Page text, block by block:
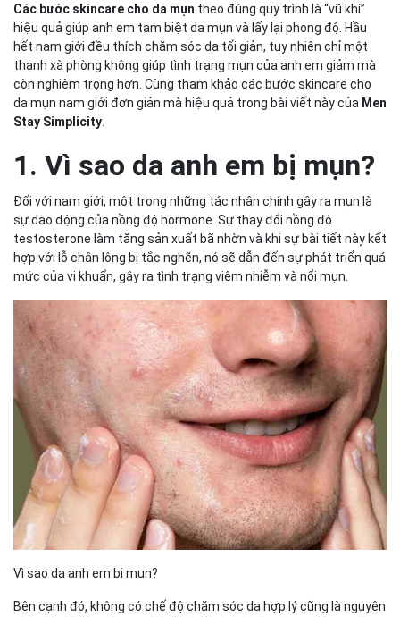
skincare cho da mụn ban ngày
3. Các bước skincare cho da mụn buổi tối
3.1 Làm sạch da mặt với sữa rửa mặt nam
3.2 Sử dụng serum
3.3 Không thể bỏ qua kem dưỡng ẩm
4. Kết luận
Các bước skincare cho da mụn theo đúng quy trình là “vũ khí”
hiệu quả giúp anh em tạm biệt da mụn và lấy lại phong độ. Hầu
hết nam giới đều thích chăm sóc da tối giản, tuy nhiên chỉ một
thanh xà phòng không giúp tình trạng mụn của anh em giảm mà
còn nghiêm trọng hơn. Cùng tham khảo các bước skincare cho
da mụn nam giới đơn giản mà hiệu quả trong bài viết này của Men
Stay Simplicity
1. Vì sao da anh em bị mụn?
Đối với nam giới, một trong những tác nhân chính gây ra mụn là
sự dao động của nồng độ hormone. Sự thay đổi nồng độ
testosterone làm tăng sản xuất bã nhờn và khi sự bài tiết này kết
hợp với lỗ chân lông bị tắc nghẽn, nó sẽ dẫn đến sự phát triển quá
mức của vi khuẩn, gây ra tình trạng viêm nhiễm và nổi mụn.
Vì sao da anh em bị mụn?
Bên cạnh đó, không có chế độ chăm sóc da hợp lý cũng là nguyên